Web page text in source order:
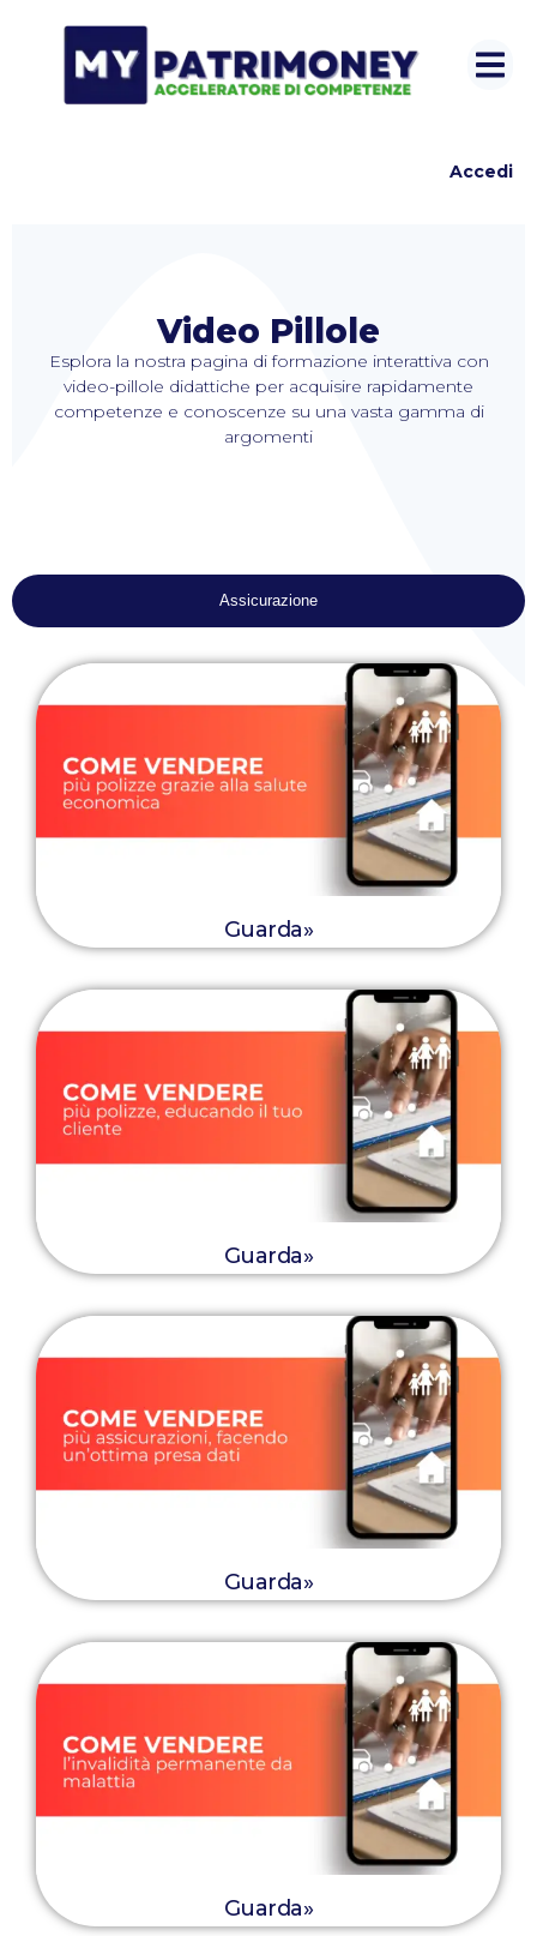
Accedi
Video Pillole
Esplora la nostra pagina di formazione interattiva con
video-pillole didattiche per acquisire rapidamente
competenze e conoscenze su una vasta gamma di
argomenti
Assicurazione
Guarda»
Guarda»
Guarda»
Guarda»